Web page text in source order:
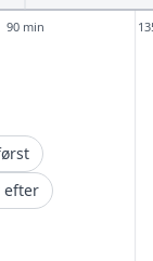
90 min
efter